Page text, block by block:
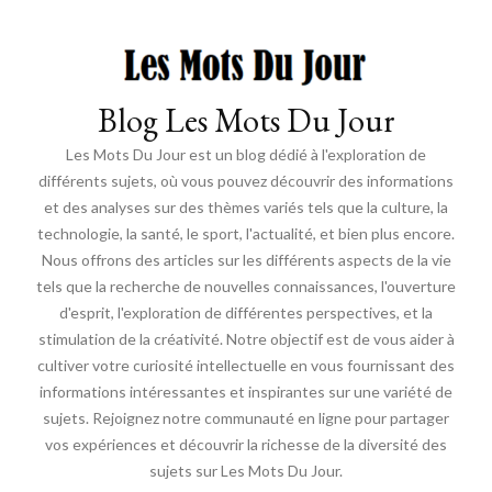
Blog Les Mots Du Jour
Les Mots Du Jour est un blog dédié à l'exploration de
différents sujets, où vous pouvez découvrir des informations
et des analyses sur des thèmes variés tels que la culture, la
technologie, la santé, le sport, l'actualité, et bien plus encore.
Nous offrons des articles sur les différents aspects de la vie
tels que la recherche de nouvelles connaissances, l'ouverture
d'esprit, l'exploration de différentes perspectives, et la
stimulation de la créativité. Notre objectif est de vous aider à
cultiver votre curiosité intellectuelle en vous fournissant des
informations intéressantes et inspirantes sur une variété de
sujets. Rejoignez notre communauté en ligne pour partager
vos expériences et découvrir la richesse de la diversité des
sujets sur Les Mots Du Jour.